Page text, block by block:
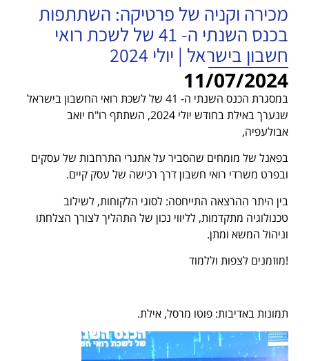
מכירה וקניה של פרטיקה: השתתפות
בכנס השנתי ה- 41 של לשכת רואי
חשבון בישראל | יולי 2024
11/07/2024
במסגרת הכנס השנתי ה- 41 של לשכת רואי החשבון בישראל
שנערך באילת בחודש יולי 2024, השתתף רו"ח יואב
אבולעפיה,
בפאנל של מומחים שהסביר על אתגרי התרחבות של עסקים
ובפרט משרדי רואי חשבון דרך רכישה של עסק קיים.
בין היתר ההרצאה התייחסה: לסוגי הלקוחות, לשילוב
טכנולוגיה מתקדמות, לליווי נכון של התהליך לצורך הצלחתו
וניהול המשא ומתן.
!מוזמנים לצפות וללמוד
תמונות באדיבות: פוטו מרסל, אילת.